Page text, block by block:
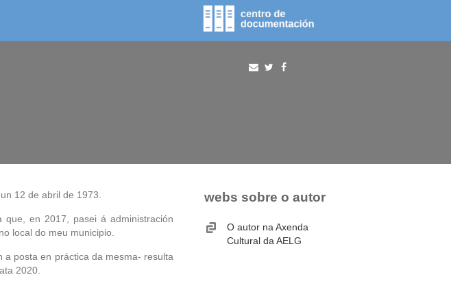
fototeca procura
12 de abril de 1973.
en 2017, pasei á administración
local do meu municipio.
a posta en práctica da mesma- resulta
2020.
webs sobre o autor
O autor na Axenda
Cultural da AELG